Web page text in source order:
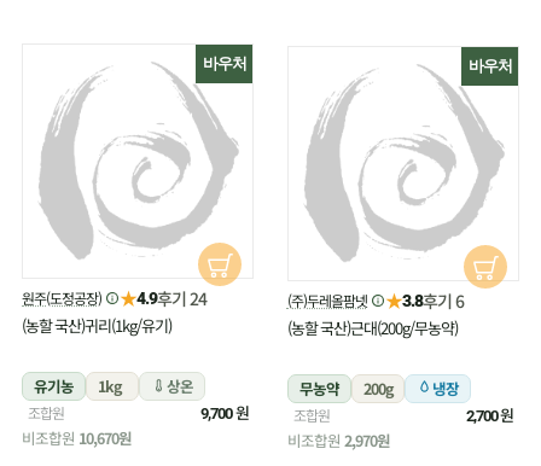
바우처
원주(도정공장) ★4.9후기 24
(농할 국산)귀리(1kg/유기)
유기농 1kg 상온
조합원 9,700원
비조합원 10,670원
바우처
(주)두레올팜넷 ★3.8후기 6
(농할 국산)근대(200g/무농약)
무농약 200g 냉장
조합원 2,700원
비조합원 2,970원